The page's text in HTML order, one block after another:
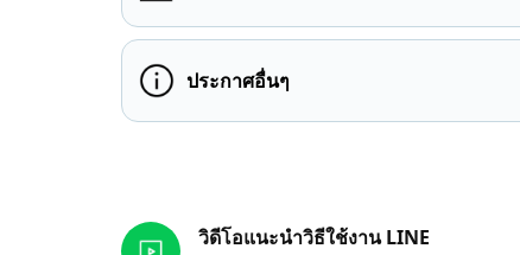
ประกาศอื่นๆ
วิดีโอแนะนำวิธีใช้งาน LINE